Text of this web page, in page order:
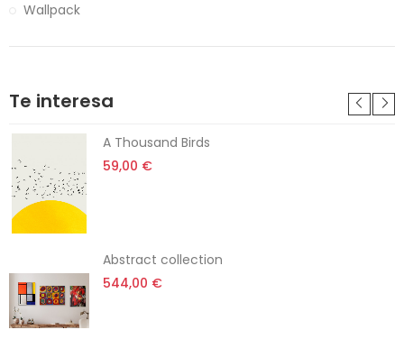
Wallpack
Te interesa
A Thousand Birds
59,00 €
Abstract collection
544,00 €